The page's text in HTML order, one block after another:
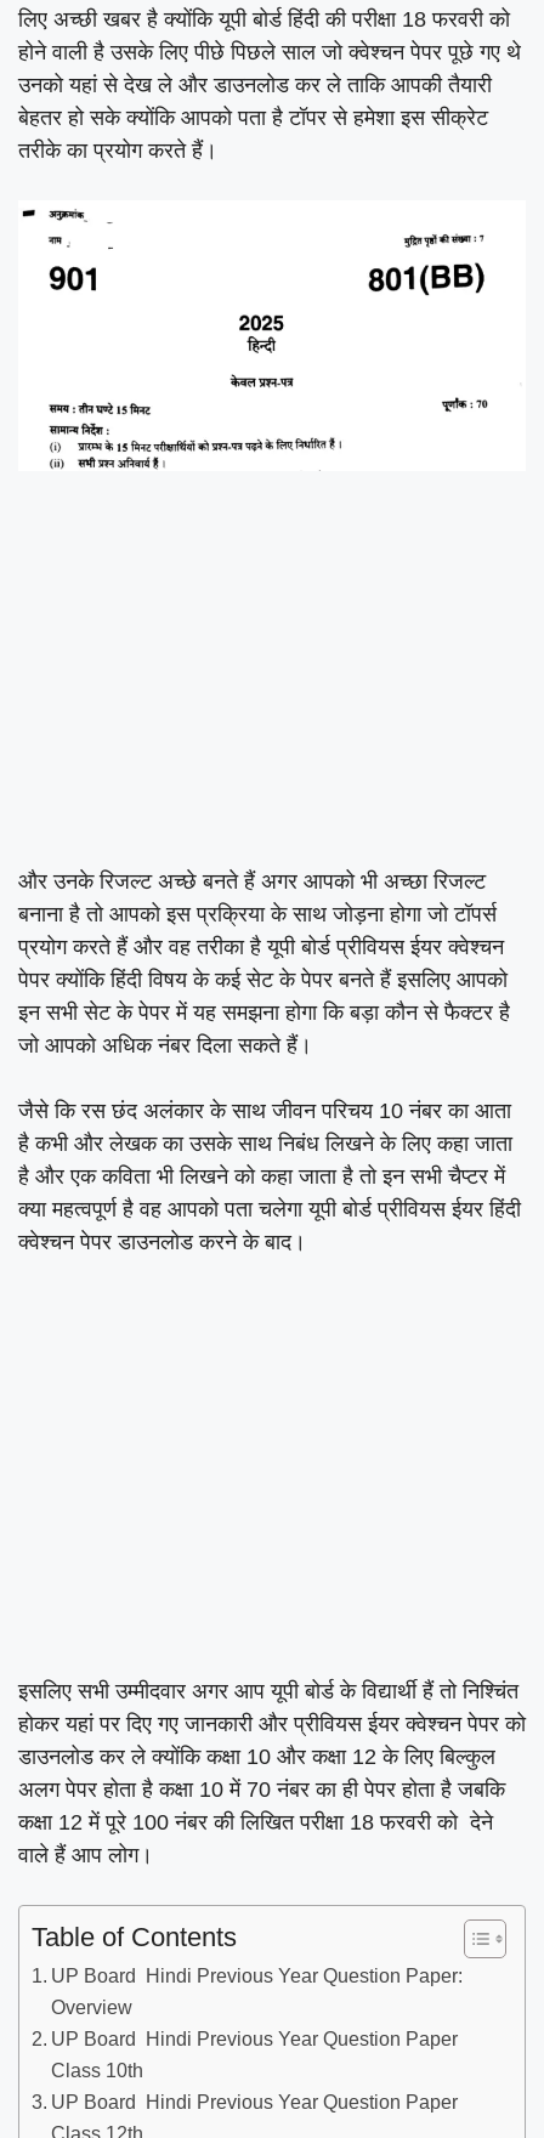
लिए अच्छी खबर है क्योंकि यूपी बोर्ड हिंदी की परीक्षा 18 फरवरी को
होने वाली है उसके लिए पीछे पिछले साल जो क्वेश्चन पेपर पूछे गए थे
उनको यहां से देख ले और डाउनलोड कर ले ताकि आपकी तैयारी
बेहतर हो सके क्योंकि आपको पता है टॉपर से हमेशा इस सीक्रेट
तरीके का प्रयोग करते हैं।
और उनके रिजल्ट अच्छे बनते हैं अगर आपको भी अच्छा रिजल्ट
बनाना है तो आपको इस प्रक्रिया के साथ जोड़ना होगा जो टॉपर्स
प्रयोग करते हैं और वह तरीका है यूपी बोर्ड प्रीवियस ईयर क्वेश्चन
पेपर क्योंकि हिंदी विषय के कई सेट के पेपर बनते हैं इसलिए आपको
इन सभी सेट के पेपर में यह समझना होगा कि बड़ा कौन से फैक्टर है
जो आपको अधिक नंबर दिला सकते हैं।
जैसे कि रस छंद अलंकार के साथ जीवन परिचय 10 नंबर का आता
है कभी और लेखक का उसके साथ निबंध लिखने के लिए कहा जाता
है और एक कविता भी लिखने को कहा जाता है तो इन सभी चैप्टर में
क्या महत्वपूर्ण है वह आपको पता चलेगा यूपी बोर्ड प्रीवियस ईयर हिंदी
क्वेश्चन पेपर डाउनलोड करने के बाद।
इसलिए सभी उम्मीदवार अगर आप यूपी बोर्ड के विद्यार्थी हैं तो निश्चिंत
होकर यहां पर दिए गए जानकारी और प्रीवियस ईयर क्वेश्चन पेपर को
डाउनलोड कर ले क्योंकि कक्षा 10 और कक्षा 12 के लिए बिल्कुल
अलग पेपर होता है कक्षा 10 में 70 नंबर का ही पेपर होता है जबकि
कक्षा 12 में पूरे 100 नंबर की लिखित परीक्षा 18 फरवरी को देने
वाले हैं आप लोग।
Table of Contents
UP Board Hindi Previous Year Question Paper:
Overview
UP Board Hindi Previous Year Question Paper
Class 10th
UP Board Hindi Previous Year Question Paper
Class 12th